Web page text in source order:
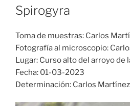
EL
Spirogyra
Toma de muestras: Carlos
Fotografía al microscopio:
Lugar: Curso alto del arroyo de
Fecha: 01-03-2023
Determinación: Carlos